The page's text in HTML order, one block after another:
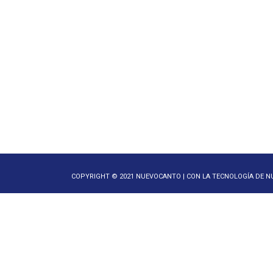
COPYRIGHT © 2021 NUEVOCANTO | CON LA TECNOLOGÍA DE